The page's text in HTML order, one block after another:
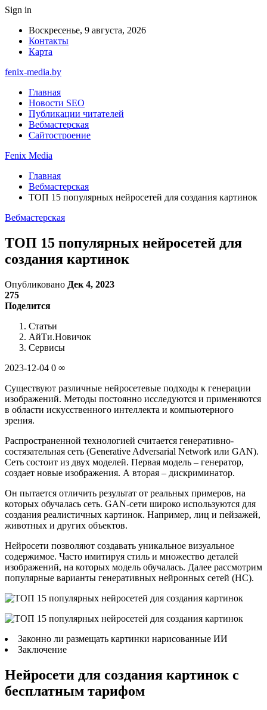
Sign in
Воскресенье, 9 августа, 2026
Контакты
Карта
fenix-media.by
Главная
Новости SEO
Публикации читателей
Вебмастерская
Сайтостроение
Fenix Media
Главная
Вебмастерская
ТОП 15 популярных нейросетей для создания картинок
Вебмастерская
ТОП 15 популярных нейросетей для
создания картинок
Опубликовано Дек 4, 2023
275
Поделится
Статьи
АйТи.Новичок
Сервисы
2023-12-04 0 ∞
Существуют различные нейросетевые подходы к генерации
изображений. Методы постоянно исследуются и применяются
в области искусственного интеллекта и компьютерного
зрения.
Распространенной технологией считается генеративно-
состязательная сеть (Generative Adversarial Network или GAN).
Сеть состоит из двух моделей. Первая модель – генератор,
создает новые изображения. А вторая – дискриминатор.
Он пытается отличить результат от реальных примеров, на
которых обучалась сеть. GAN-сети широко используются для
создания реалистичных картинок. Например, лиц и пейзажей,
животных и других объектов.
Нейросети позволяют создавать уникальное визуальное
содержимое. Часто имитируя стиль и множество деталей
изображений, на которых модель обучалась. Далее рассмотрим
популярные варианты генеративных нейронных сетей (НС).
Законно ли размещать картинки нарисованные ИИ
Заключение
Нейросети для создания картинок с
бесплатным тарифом